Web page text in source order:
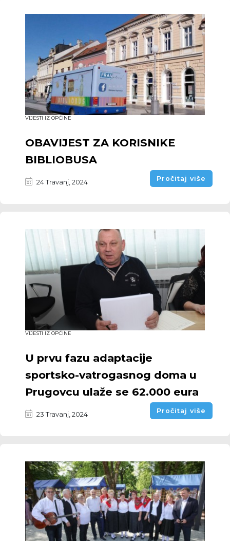
VIJESTI IZ OPĆINE
OBAVIJEST ZA KORISNIKE
BIBLIOBUSA
24 Travanj, 2024 Pročitaj više
VIJESTI IZ OPĆINE
U prvu fazu adaptacije
sportsko-vatrogasnog doma u
Prugovcu ulaže se 62.000 eura
23 Travanj, 2024 Pročitaj više